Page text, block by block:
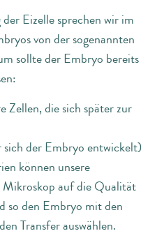
Eizelle sprechen wir im
von der sogenannten
sollte der Embryo bereits
Zellen, die sich später zur
sich der Embryo entwickelt)
können unsere
auf die Qualität
so den Embryo mit den
Transfer auswählen.